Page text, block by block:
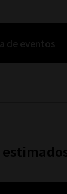
de eventos